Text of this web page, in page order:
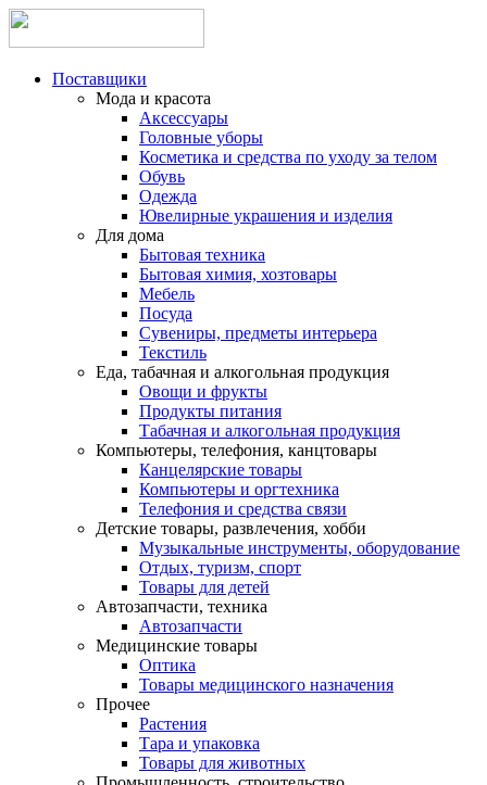
Поставщики
Мода и красота
Аксессуары
Головные уборы
Косметика и средства по уходу за телом
Обувь
Одежда
Ювелирные украшения и изделия
Для дома
Бытовая техника
Бытовая химия, хозтовары
Мебель
Посуда
Сувениры, предметы интерьера
Текстиль
Еда, табачная и алкогольная продукция
Овощи и фрукты
Продукты питания
Табачная и алкогольная продукция
Компьютеры, телефония, канцтовары
Канцелярские товары
Компьютеры и оргтехника
Телефония и средства связи
Детские товары, развлечения, хобби
Музыкальные инструменты, оборудование
Отдых, туризм, спорт
Товары для детей
Автозапчасти, техника
Автозапчасти
Медицинские товары
Оптика
Товары медицинского назначения
Прочее
Растения
Тара и упаковка
Товары для животных